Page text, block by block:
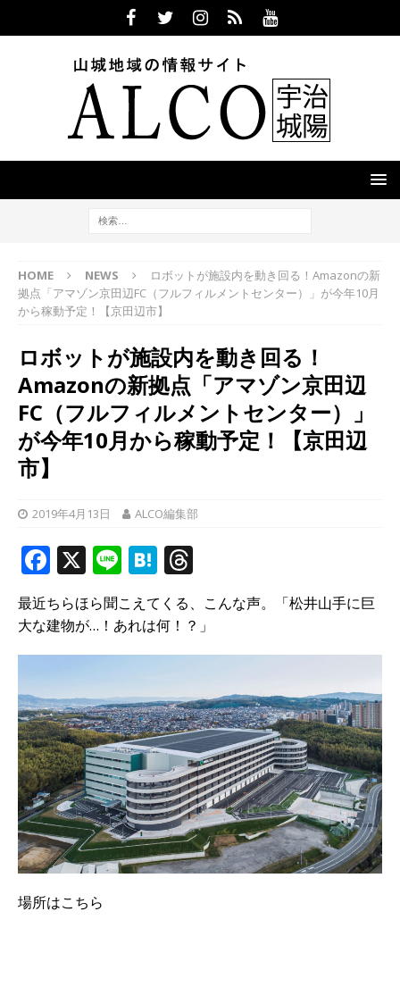
HOME NEWS
ロボットが施設内を動き回る！Amazonの新
拠点「アマゾン京田辺FC（フルフィルメントセンター）」が今年10月
から稼動予定！【京田辺市】
ロボットが施設内を動き回る！
Amazonの新拠点「アマゾン京田辺
FC（フルフィルメントセンター）」
が今年10月から稼動予定！【京田辺
市】
2019年4月13日 ALCO編集部
F
a
c
e
b
o
o
k
X Li
n
e
H
at
e
n
h
r
e
d
s
最近ちらほら聞こえてくる、こんな声。「松井山手に巨
大な建物が…！あれは何！？」
場所はこちら